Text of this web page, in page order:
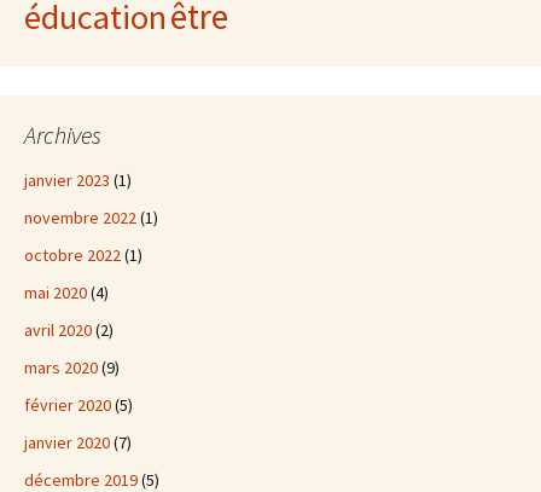
éducationêtre
Archives
janvier 2023 (1)
novembre 2022(1)
octobre 2022(1)
mai 2020(4)
avril 2020(2)
mars 2020(9)
février 2020(5)
janvier 2020(7)
décembre 2019(5)